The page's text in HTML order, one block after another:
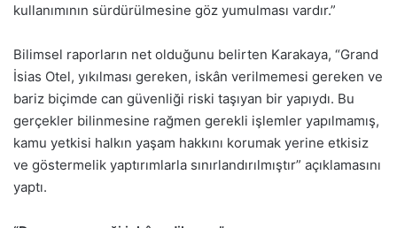
kullanımının sürdürülmesine göz yumulması vardır.”
Bilimsel raporların net olduğunu belirten Karakaya, “Grand
İsias Otel, yıkılması gereken, iskân verilmemesi gereken ve
bariz biçimde can güvenliği riski taşıyan bir yapıydı. Bu
gerçekler bilinmesine rağmen gerekli işlemler yapılmamış,
kamu yetkisi halkın yaşam hakkını korumak yerine etkisiz
ve göstermelik yaptırımlarla sınırlandırılmıştır” açıklamasını
yaptı.